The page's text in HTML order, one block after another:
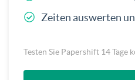
Zeiten auswerten
Testen Sie Papershift 14